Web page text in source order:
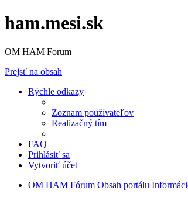
ham.mesi.sk
OM HAM Forum
Prejsť na obsah
Rýchle odkazy
Zoznam používateľov
Realizačný tím
FAQ
Prihlásiť sa
Vytvoriť účet
OM HAM Fórum Obsah portálu